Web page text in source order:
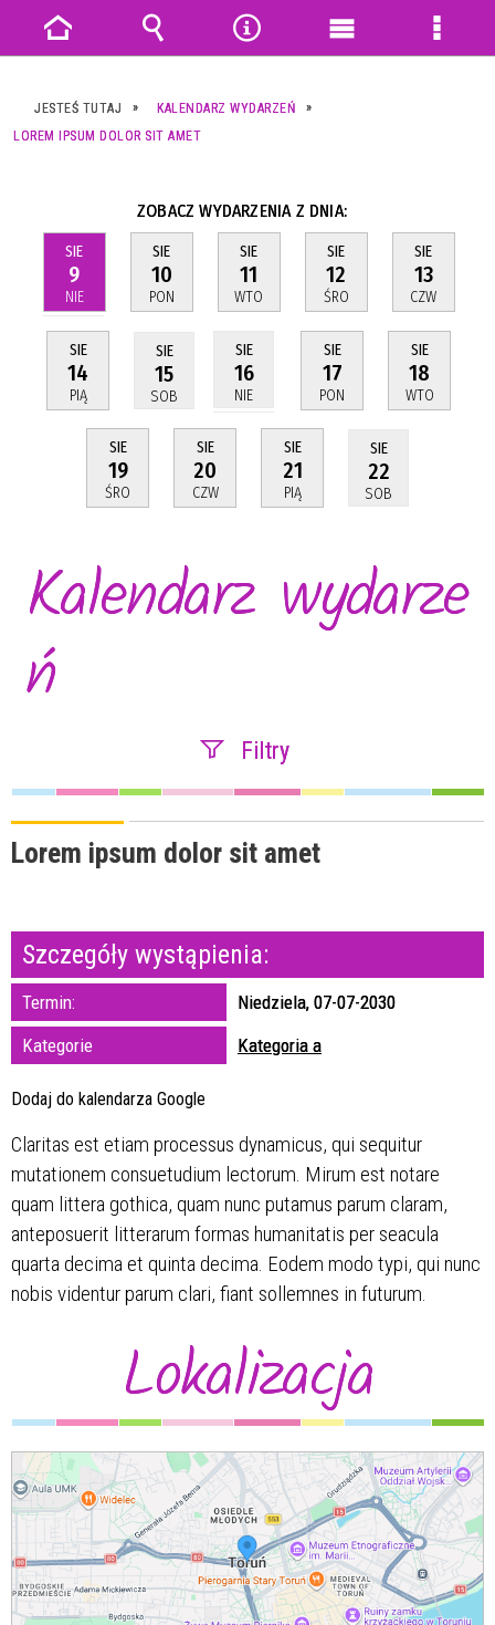
JESTEŚ TUTAJ
KALENDARZ WYDARZEŃ
LOREM IPSUM DOLOR SIT AMET
ZOBACZ WYDARZENIA Z DNIA:
SIE
9
NIE
SIE
10
PON
SIE
11
WTO
SIE
12
ŚRO
SIE
13
CZW
SIE
14
PIĄ
SIE
15
SOB
SIE
16
NIE
SIE
17
PON
SIE
18
WTO
SIE
19
ŚRO
SIE
20
CZW
SIE
21
PIĄ
SIE
22
SOB
Kalendarz wydarze
ń
Filtry
Trwające w
zakresie
Miejsce
Organizator
Lorem ipsum dolor sit amet
Szczegóły wystąpienia:
Termin:
Niedziela, 07-07-2030
Kategorie
Kategoria a
Dodaj do kalendarza Google
Claritas est etiam processus dynamicus, qui sequitur
mutationem consuetudium lectorum. Mirum est notare
quam littera gothica, quam nunc putamus parum claram,
anteposuerit litterarum formas humanitatis per seacula
quarta decima et quinta decima. Eodem modo typi, qui nunc
nobis videntur parum clari, fiant sollemnes in futurum.
Lokalizacja
Strona
główna
Wyszukiwarka
NarzędziaMenu
Menu